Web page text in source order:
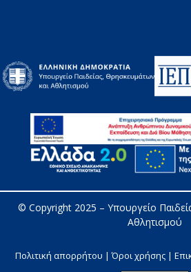
© Copyright 2025 – Υπουργείο
Αθλητισμού
Πολιτική απορρήτου | Όροι χρήσης |